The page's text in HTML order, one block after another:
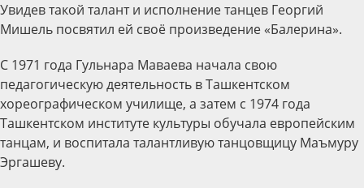
Увидев такой талант и исполнение танцев Георгий
Мишель посвятил ей своё произведение «Балерина».
С 1971 года Гульнара Маваева начала свою
педагогическую деятельность в Ташкентском
хореографическом училище, а затем с 1974 года
Ташкентском институте культуры обучала европейским
танцам, и воспитала талантливую танцовщицу Маъмуру
Эргашеву.